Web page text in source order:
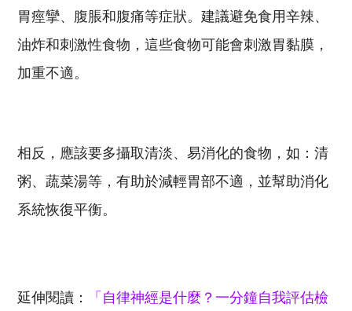
胃痙攣、腹脹和腹痛等症狀。建議避免食用辛辣、
油炸和刺激性食物，這些食物可能會刺激胃黏膜，
加重不適。
相反，應該要多攝取清淡、易消化的食物，如：清
粥、蔬菜湯等，有助於減輕胃部不適，並幫助消化
系統恢復平衡。
延伸閱讀：
「自律神經是什麼？一分鐘自我評估檢